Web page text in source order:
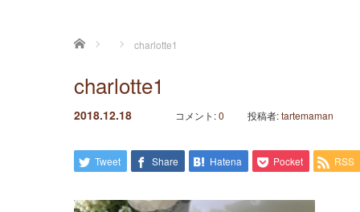
ホーム charlotte1
charlotte1
2018.12.18 コメント:0 投稿者:tartemaman
Tweet Share Hatena Pocket RSS